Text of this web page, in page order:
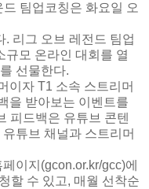
팀업코칭은 화요일 오
. 리그 오브 레전드 팀업
규모 온라인 대회를 열
선물한다.
이자 T1 소속 스트리머
을 받아보는 이벤트를
피드백은 유튜브 콘텐
튜브 채널과 스트리머
이지(gcon.or.kr/gcc)에
할 수 있고, 매월 선착순